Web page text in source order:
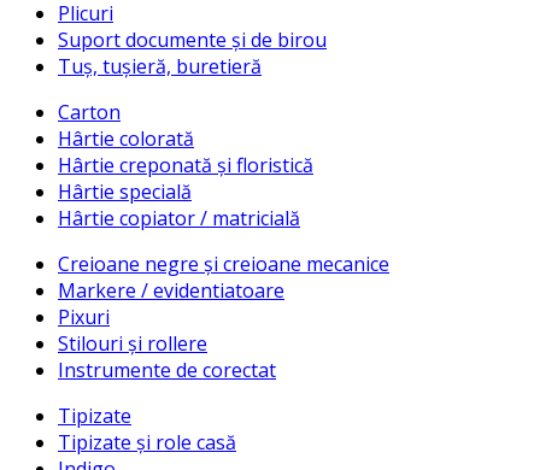
Plicuri
Suport documente și de birou
Tuș, tușieră, buretieră
Carton
Hârtie colorată
Hârtie creponată și floristică
Hârtie specială
Hârtie copiator / matricială
Creioane negre și creioane mecanice
Markere / evidentiatoare
Pixuri
Stilouri și rollere
Instrumente de corectat
Tipizate
Tipizate și role casă